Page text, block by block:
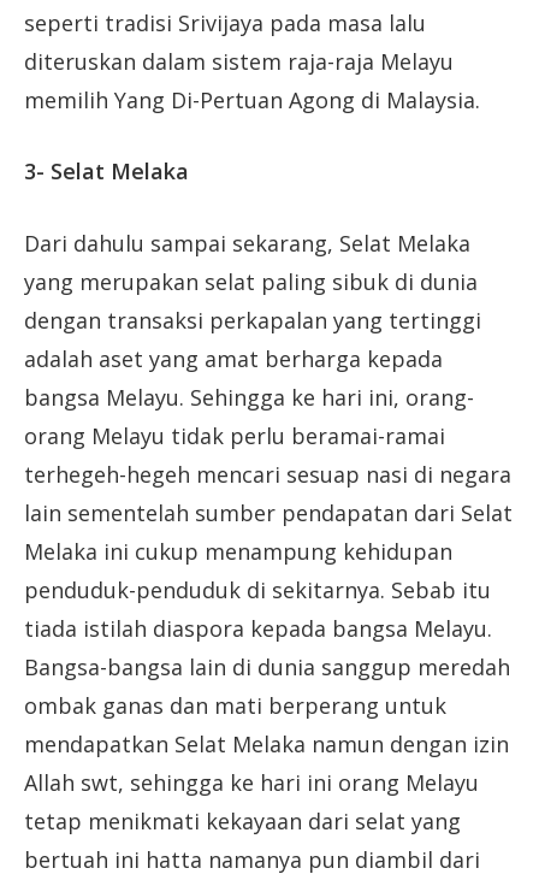
seperti tradisi Srivijaya pada masa lalu
diteruskan dalam sistem raja-raja Melayu
memilih Yang Di-Pertuan Agong di Malaysia.
3- Selat Melaka
Dari dahulu sampai sekarang, Selat Melaka
yang merupakan selat paling sibuk di dunia
dengan transaksi perkapalan yang tertinggi
adalah aset yang amat berharga kepada
bangsa Melayu. Sehingga ke hari ini, orang-
orang Melayu tidak perlu beramai-ramai
terhegeh-hegeh mencari sesuap nasi di negara
lain sementelah sumber pendapatan dari Selat
Melaka ini cukup menampung kehidupan
penduduk-penduduk di sekitarnya. Sebab itu
tiada istilah diaspora kepada bangsa Melayu.
Bangsa-bangsa lain di dunia sanggup meredah
ombak ganas dan mati berperang untuk
mendapatkan Selat Melaka namun dengan izin
Allah swt, sehingga ke hari ini orang Melayu
tetap menikmati kekayaan dari selat yang
bertuah ini hatta namanya pun diambil dari